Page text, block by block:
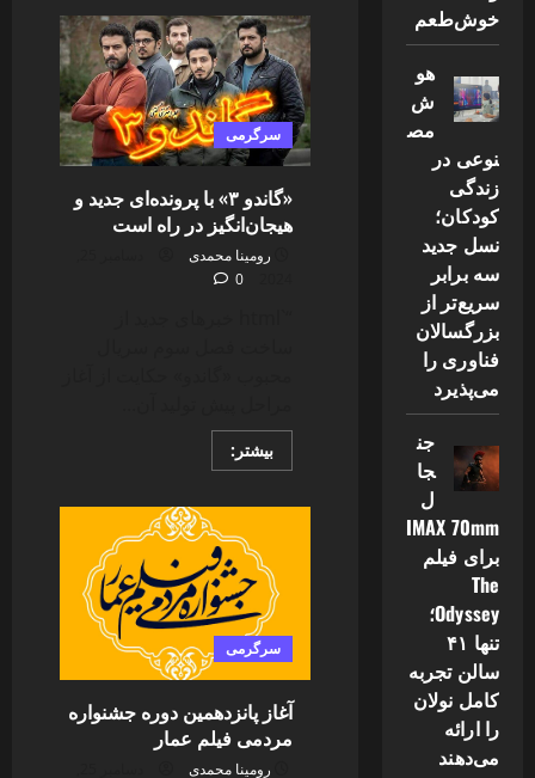
صحیح
استفاده
از
کاغذ
روغنی
در
آشپزی
و
شیرینی
سرگرمی
«گاندو ۳» با پرونده‌ای جدید و
هیجان‌انگیز در راه است
رومینا محمدی
0
بیشتر:Read
more
با
پرونده‌ای
جدید
و
هیجان‌انگیز
در
راه
استسرگرمی
آغاز پانزدهمین دوره جشنواره
مردمی فیلم عمار
رومینا محمدی
خوش‌طعم
هو
ش
مص
نوعی در
زندگی
کودکان؛
نسل جدید
سه برابر
سریع‌تر از
بزرگسالان
فناوری را
می‌پذیرد
جن
جا
ل
IMAX 70mm
برای فیلم
The
Odyssey؛
تنها ۴۱
سالن تجربه
کامل نولان
را ارائه
می‌دهند